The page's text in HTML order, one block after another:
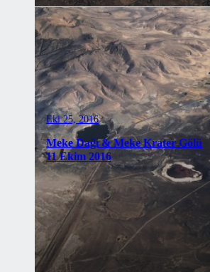
Eki 25, 2016
Meke Dağı & Meke Krater Gölü
11 Ekim 2016